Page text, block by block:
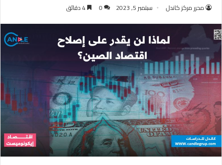
محرر مركز كاندل سبتمبر 5, 2023 0